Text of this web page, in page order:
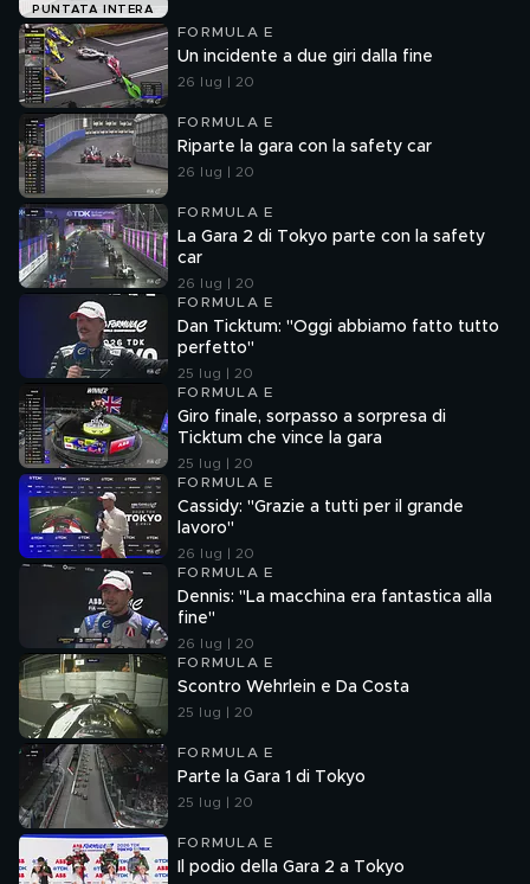
PUNTATA INTERA
FORMULA E
Un incidente a due giri dalla fine
26 lug | 20
FORMULA E
Riparte la gara con la safety car
26 lug | 20
FORMULA E
La Gara 2 di Tokyo parte con la safety
car
26 lug | 20
FORMULA E
Dan Ticktum: "Oggi abbiamo fatto tutto
perfetto"
25 lug | 20
FORMULA E
Giro finale, sorpasso a sorpresa di
Ticktum che vince la gara
25 lug | 20
FORMULA E
Cassidy: "Grazie a tutti per il grande
lavoro"
26 lug | 20
FORMULA E
Dennis: "La macchina era fantastica alla
fine"
26 lug | 20
FORMULA E
Scontro Wehrlein e Da Costa
25 lug | 20
FORMULA E
Parte la Gara 1 di Tokyo
25 lug | 20
FORMULA E
Il podio della Gara 2 a Tokyo